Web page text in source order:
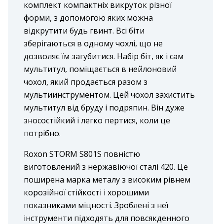
комплект компактніх викруток різної
форми, з допомогою яких можна
відкрутити будь гвинт. Всі біти
зберігаються в одному чохлі, що не
дозволяє їм загубитися. Набір біт, як і сам
мультитул, поміщається в нейлоновий
чохол, який продається разом з
мультиинструментом. Цей чохол захистить
мультитул від бруду і подряпин. Він дуже
зносостійкий і легко пертися, коли це
потрібно.
Roxon STORM S801S повністю
виготовлений з нержавіючої сталі 420. Це
поширена марка металу з високим рівнем
корозійної стійкості і хорошими
показниками міцності. Зроблені з неї
інструменти підходять для повсякденного